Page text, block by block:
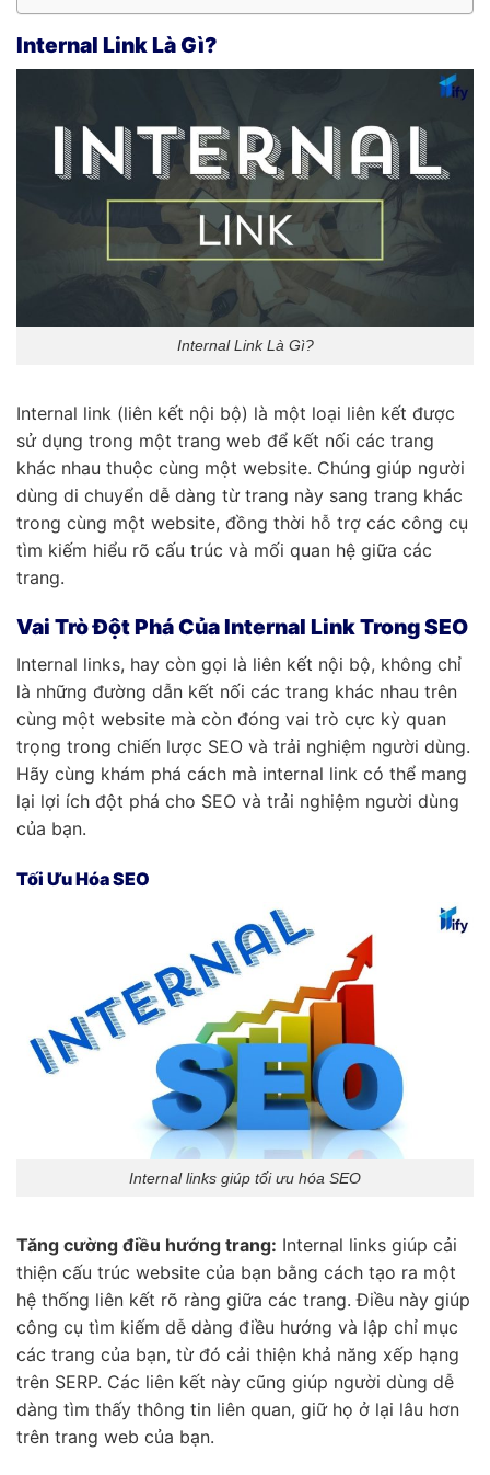
Internal Link Là Gì?
Internal Link Là Gì?
Internal link (liên kết nội bộ) là một loại liên kết được
sử dụng trong một trang web để kết nối các trang
khác nhau thuộc cùng một website. Chúng giúp người
dùng di chuyển dễ dàng từ trang này sang trang khác
trong cùng một website, đồng thời hỗ trợ các công cụ
tìm kiếm hiểu rõ cấu trúc và mối quan hệ giữa các
trang.
Vai Trò Đột Phá Của Internal Link Trong SEO
Internal links, hay còn gọi là liên kết nội bộ, không chỉ
là những đường dẫn kết nối các trang khác nhau trên
cùng một website mà còn đóng vai trò cực kỳ quan
trọng trong chiến lược SEO và trải nghiệm người dùng.
Hãy cùng khám phá cách mà internal link có thể mang
lại lợi ích đột phá cho SEO và trải nghiệm người dùng
của bạn.
Tối Ưu Hóa SEO
Internal links giúp tối ưu hóa SEO
Tăng cường điều hướng trang: Internal links giúp cải
thiện cấu trúc website của bạn bằng cách tạo ra một
hệ thống liên kết rõ ràng giữa các trang. Điều này giúp
công cụ tìm kiếm dễ dàng điều hướng và lập chỉ mục
các trang của bạn, từ đó cải thiện khả năng xếp hạng
trên SERP. Các liên kết này cũng giúp người dùng dễ
dàng tìm thấy thông tin liên quan, giữ họ ở lại lâu hơn
trên trang web của bạn.